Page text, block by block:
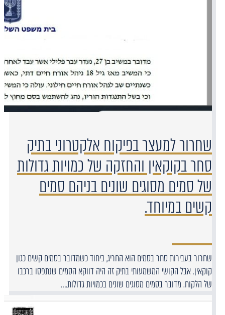
שחרור למעצר בפיקוח אלקטרוני בתיק
סחר בקוקאין והחזקה של כמויות גדולות
של סמים מסוגים שונים בניהם סמים
קשים במיוחד.
שחרור בעבירות סחר בסמים הוא החריג, ביחוד כשמדובר בסמים קשים כגון
קוקאין. אבל הקושי המשמעותי בתיק זה היה דווקא הסמים שנתפסו ברכבו
של הלקוח. מדובר בסמים מסוגים שונים בכמויות גדולות.…